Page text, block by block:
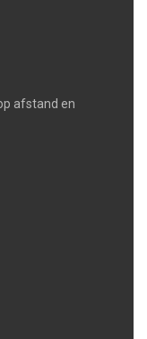
afstand en